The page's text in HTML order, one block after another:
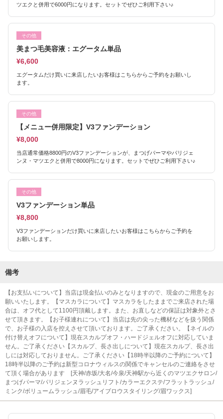
ツエクと併用で6000円になります。セットでぜひご利用下さい♪
その他
美まつ毛美容液：エグータム単品
¥6,600
エグータムだけ買いに来店したいお客様はこちらからご予約をお願いし
ます。
その他
【メニュー併用限定】V3ファンデーション
¥8,000
当店通常価格8800円のV3ファンデーションが、まつげパーマやパリジェ
ンヌ・マツエクと併用で8000円になります。セットでぜひご利用下さい♪
その他
V3ファンデーション単品
¥8,800
V3ファンデーションだけ買いに来店したいお客様はこちらからご予約を
お願いします。
備考
【お支払いについて】当店は現金払いのみとなりますので、現金のご用意をお
願いいたします。【マスカラについて】マスカラをしたままでご来店された場
合は、オフ代として1100円頂戴します。また、お直しなどの保証は対象外とさ
せて頂きます。【お子様連れについて】当店は先の尖った機材などを扱う関係
で、お子様の入店を控えさせて頂いております。ご了承ください。【ネイルの
付け替えオフについて】現在スカルプオフ・ハードジェルオフに対応していま
せん。ご了承ください【スカルプ、長さ出しについて】現在スカルプ、長さ出
しには対応しておりません。ご了承ください【18時半以降のご予約について】
18時半以降のご予約は新型コロナウィルスの関係でキャンセルのご連絡をさせ
て頂く場合があります [天神/赤坂/大名/今泉/天神駅から近くのマツエクサロン/
まつげパーマ/パリジェンヌラッシュリフト/カラーエクステ/フラットラッシュ/
ミンク/ボリュームラッシュ/眉毛/アイブロウスタイリング/眉ワックス]